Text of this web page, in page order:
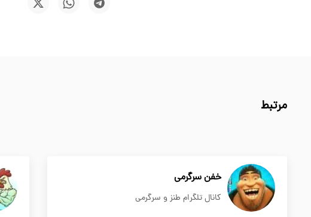
مرتبط
خفن سرگرمی
کانال تلگرام طنز و سرگرمی